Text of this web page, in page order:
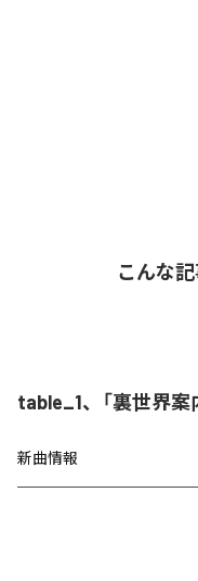
こんな
table_1、「裏世界案
新曲情報